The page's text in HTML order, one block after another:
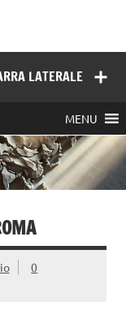
LATERALE
MENU
0